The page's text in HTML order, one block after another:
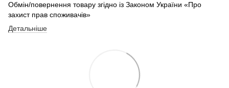
Обмін/повернення товару згідно із Законом України «Про
захист прав споживачів»
Детальніше